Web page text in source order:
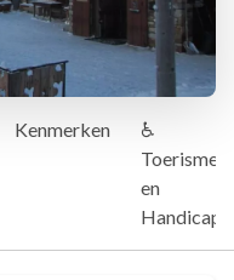
Kenmerken
♿
Toerisme
en
Handicap